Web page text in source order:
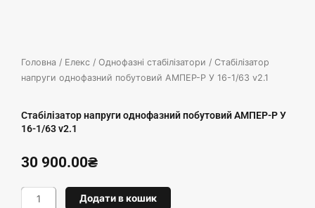
Головна / Елекс / Однофазні стабілізатори / Стабілізатор
напруги однофазний побутовий АМПЕР-Р У 16-1/63 v2.1
Стабілізатор напруги однофазний побутовий АМПЕР-Р У
16-1/63 v2.1
30 900.00₴
Стабілізатор Додати в кошик